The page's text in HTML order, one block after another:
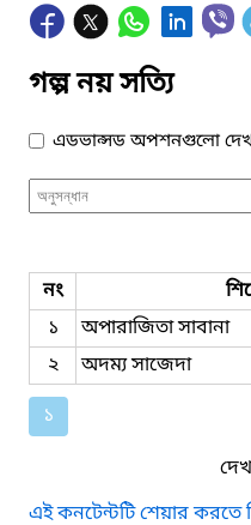
গল্প নয় সত্যি
এডভান্সড অপশনগুলো
নং
১
অপারাজিতা সাবানা
২
অদম্য সাজেদা
১
এই কনটেন্টটি শেয়ার